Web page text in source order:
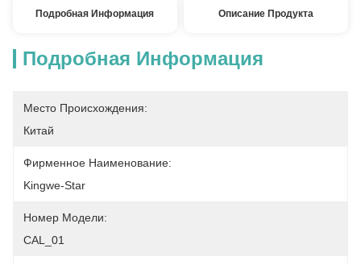
Подробная Информация Описание Продукта
Подробная Информация
Место Происхождения:
Китай
Фирменное Наименование:
Kingwe-Star
Номер Модели:
CAL_01